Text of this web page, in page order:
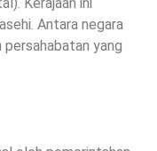
Antara negara
persahabatan yang